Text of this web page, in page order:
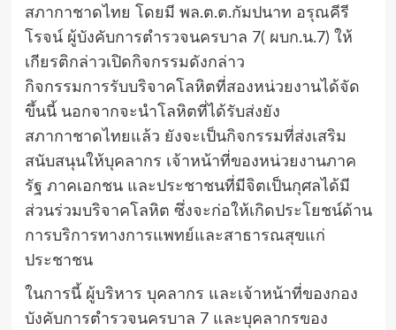
สภากาชาดไทย โดยมี พล.ต.ต.กัมปนาท อรุณคีรี
โรจน์ ผู้บังคับการตำรวจนครบาล 7( ผบก.น.7) ให้
เกียรติกล่าวเปิดกิจกรรมดังกล่าว
กิจกรรมการรับบริจาคโลหิตที่สองหน่วยงานได้จัด
ขึ้นนี้ นอกจากจะนำโลหิตที่ได้รับส่งยัง
สภากาชาดไทยแล้ว ยังจะเป็นกิจกรรมที่ส่งเสริม
สนับสนุนให้บุคลากร เจ้าหน้าที่ของหน่วยงานภาค
รัฐ ภาคเอกชน และประชาชนที่มีจิตเป็นกุศลได้มี
ส่วนร่วมบริจาคโลหิต ซึ่งจะก่อให้เกิดประโยชน์ด้าน
การบริการทางการแพทย์และสาธารณสุขแก่
ประชาชน
ในการนี้ ผู้บริหาร บุคลากร และเจ้าหน้าที่ของกอง
บังคับการตำรวจนครบาล 7 และบุคลากรของ